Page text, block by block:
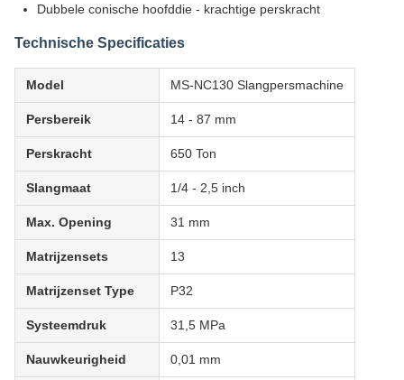
Dubbele conische hoofddie - krachtige perskracht
Technische Specificaties
Model MS-NC130 Slangpersmachine
Persbereik 14 - 87 mm
Perskracht 650 Ton
Slangmaat 1/4 - 2,5 inch
Max. Opening 31 mm
Matrijzensets 13
Matrijzenset Type P32
Systeemdruk 31,5 MPa
Nauwkeurigheid 0,01 mm